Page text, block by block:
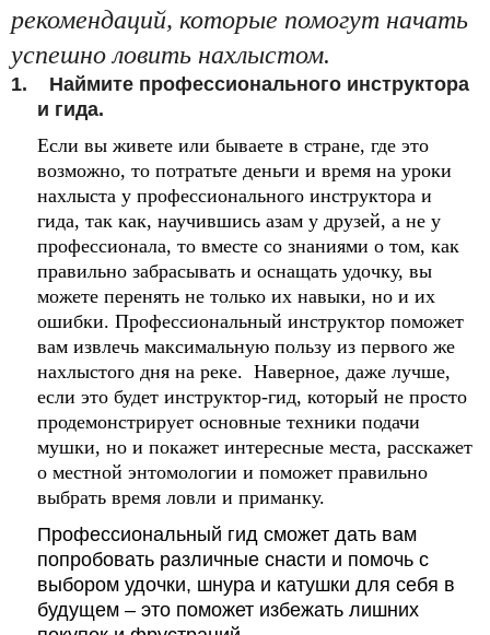
рекомендаций, которые помогут начать
успешно ловить нахлыстом.
1.
Наймите профессионального инструктора
и гида.
Если вы живете или бываете в стране, где это
возможно, то потратьте деньги и время на уроки
нахлыста у профессионального инструктора и
гида, так как, научившись азам у друзей, а не у
профессионала, то вместе со знаниями о том, как
правильно забрасывать и оснащать удочку, вы
можете перенять не только их навыки, но и их
ошибки. Профессиональный инструктор поможет
вам извлечь максимальную пользу из первого же
нахлыстого дня на реке. Наверное, даже лучше,
если это будет инструктор-гид, который не просто
продемонстрирует основные техники подачи
мушки, но и покажет интересные места, расскажет
о местной энтомологии и поможет правильно
выбрать время ловли и приманку.
Профессиональный гид сможет дать вам
попробовать различные снасти и помочь с
выбором удочки, шнура и катушки для себя в
будущем – это поможет избежать лишних